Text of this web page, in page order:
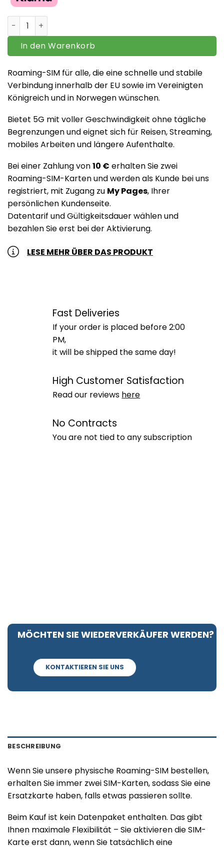
Europa Roaming-SIM – 5G mit voller Geschwindigkeit
In den Warenkorb
Roaming-SIM für alle, die eine schnelle und stabile
Verbindung innerhalb der EU sowie im Vereinigten
Königreich und in Norwegen wünschen.
Bietet 5G mit voller Geschwindigkeit ohne tägliche
Begrenzungen und eignet sich für Reisen, Streaming,
mobiles Arbeiten und längere Aufenthalte.
Bei einer Zahlung von10 € erhalten Sie zwei
Roaming-SIM-Karten und werden als Kunde bei uns
registriert, mit Zugang zu My Pages, Ihrer
persönlichen Kundenseite.
Datentarif und Gültigkeitsdauer wählen und
bezahlen Sie erst bei der Aktivierung.
LESE MEHR ÜBER DAS PRODUKT
Fast Deliveries
If your order is placed before 2:00
PM,
it will be shipped the same day!
High Customer Satisfaction
Read our reviews here
No Contracts
You are not tied to any subscription
MÖCHTEN SIE WIEDERVERKÄUFER WERDEN?
KONTAKTIEREN SIE UNS
BESCHREIBUNG
Wenn Sie unsere physische Roaming-SIM bestellen,
erhalten Sie immer zwei SIM-Karten, sodass Sie eine
Ersatzkarte haben, falls etwas passieren sollte.
Beim Kauf ist kein Datenpaket enthalten. Das gibt
Ihnen maximale Flexibilität – Sie aktivieren die SIM-
Karte erst dann, wenn Sie tatsächlich eine